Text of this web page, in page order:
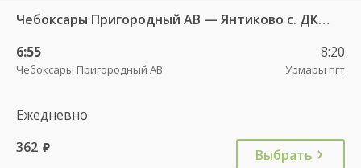
Чебоксары Пригородный АВ — Янтиково с. ДКП ч/з Урмары п. ДКП 556
6:55
Чебоксары Пригородный АВ
8:20
Урмары пгт
Ежедневно
362 руб. Выбрать